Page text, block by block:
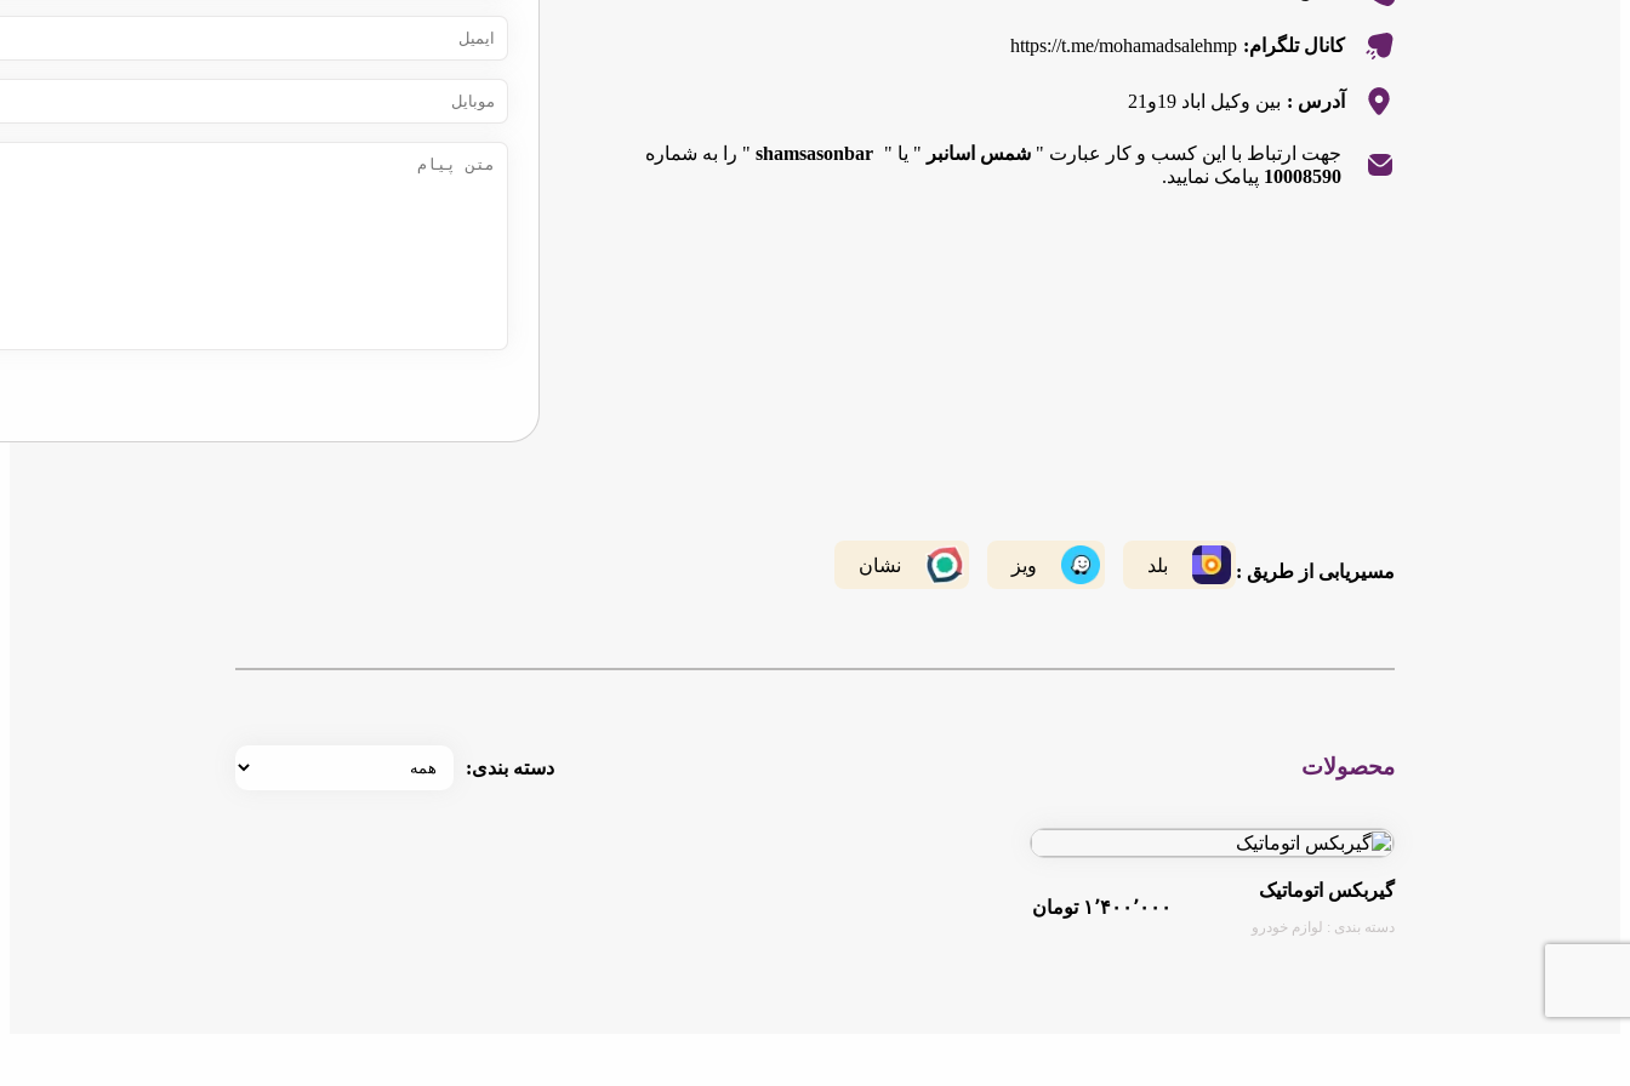
کانال تلگرام: https://t.me/mohamadsalehmp
آدرس : بین وکیل اباد 19و21
جهت ارتباط با این کسب و کار عبارت " شمس اسانبر " یا " shamsasonbar" را به شماره
10008590 پیامک نمایید.
مسیریابی از طریق : بلد ویز نشان
محصولات دسته بندی:
گیربکس اتوماتیک
دسته بندی : لوازم خودرو
۱٬۴۰۰٬۰۰۰ تومان